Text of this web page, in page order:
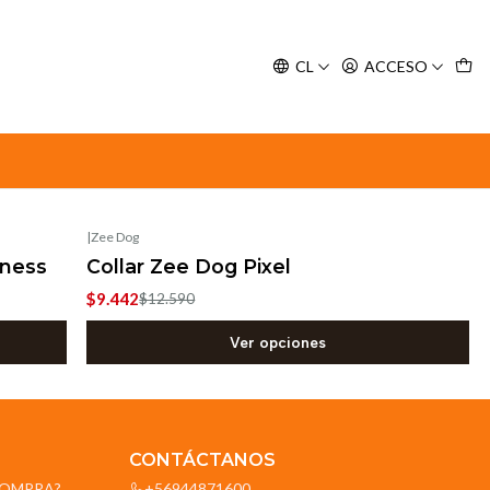
CL ACCESO
|Zee Dog
Collar Zee Dog Pixel
$9.442$12.590
Ver opciones
CONTÁCTANOS